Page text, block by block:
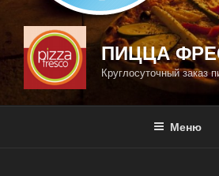
ПИЦЦА
Круглосуточный заказ
Меню